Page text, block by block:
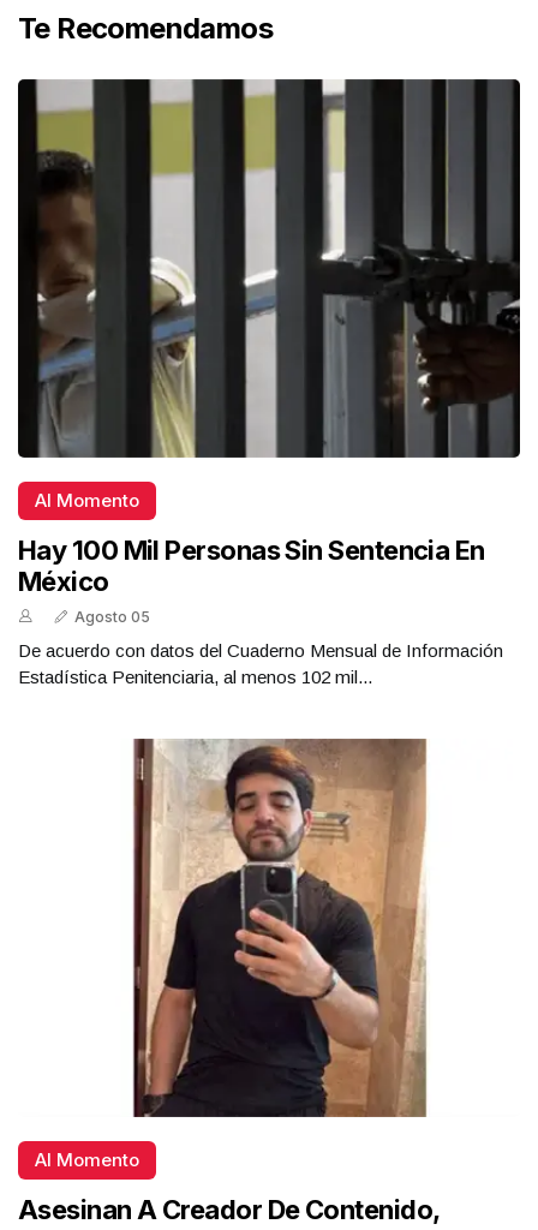
Te Recomendamos
Al Momento
Hay 100 Mil Personas Sin Sentencia En
México
Agosto 05
De acuerdo con datos del Cuaderno Mensual de Información
Estadística Penitenciaria, al menos 102 mil...
Al Momento
Asesinan A Creador De Contenido,